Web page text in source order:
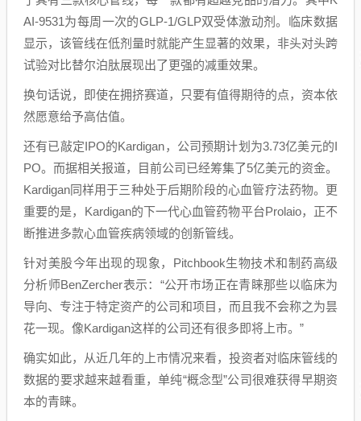
AI-9531为每周一次的GLP-1/GLP双受体激动剂。临床数据
显示，该管线在低剂量时就能产生显著的效果，非头对头跨
试验对比替尔泊肽展现出了更强的减重效果。
换句话说，即使在拥挤赛道，只要有值得期待的点，资本依
然愿意给予高估值。
还有已敲定IPO的Kardigan，公司预期计划为3.73亿美元的I
PO。而据相关报道，目前公司已经筹集了5亿美元的资金。
Kardigan同样用于三种处于后期阶段的心血管疗法药物。更
重要的是，Kardigan的下一代心血管药物平台Prolaio，正不
断推进多款心血管疾病领域的创新管线。
针对美股今年出现的现象，Pitchbook生物技术和制药高级
分析师BenZercher表示：“公开市场正在青睐那些以临床为
导向、专注于特定资产的公司和项目，而且我不会称之为昙
花一现。像Kardigan这样的公司还有很多即将上市。”
确实如此，从近几年的上市情况来看，投资者对临床管线的
数据的要求越来越看重，单纯“概念型”公司很难获得早期资
本的青睐。